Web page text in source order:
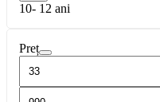
10- 12 ani
Preț